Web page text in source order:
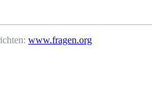
www.fragen.org